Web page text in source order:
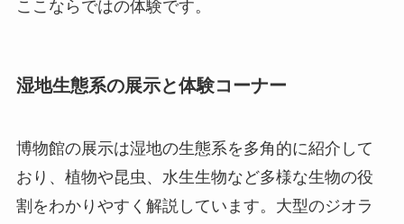
ここならではの体験です。
湿地生態系の展示と体験コーナー
博物館の展示は湿地の生態系を多角的に紹介して
おり、植物や昆虫、水生生物など多様な生物の役
割をわかりやすく解説しています。大型のジオラ